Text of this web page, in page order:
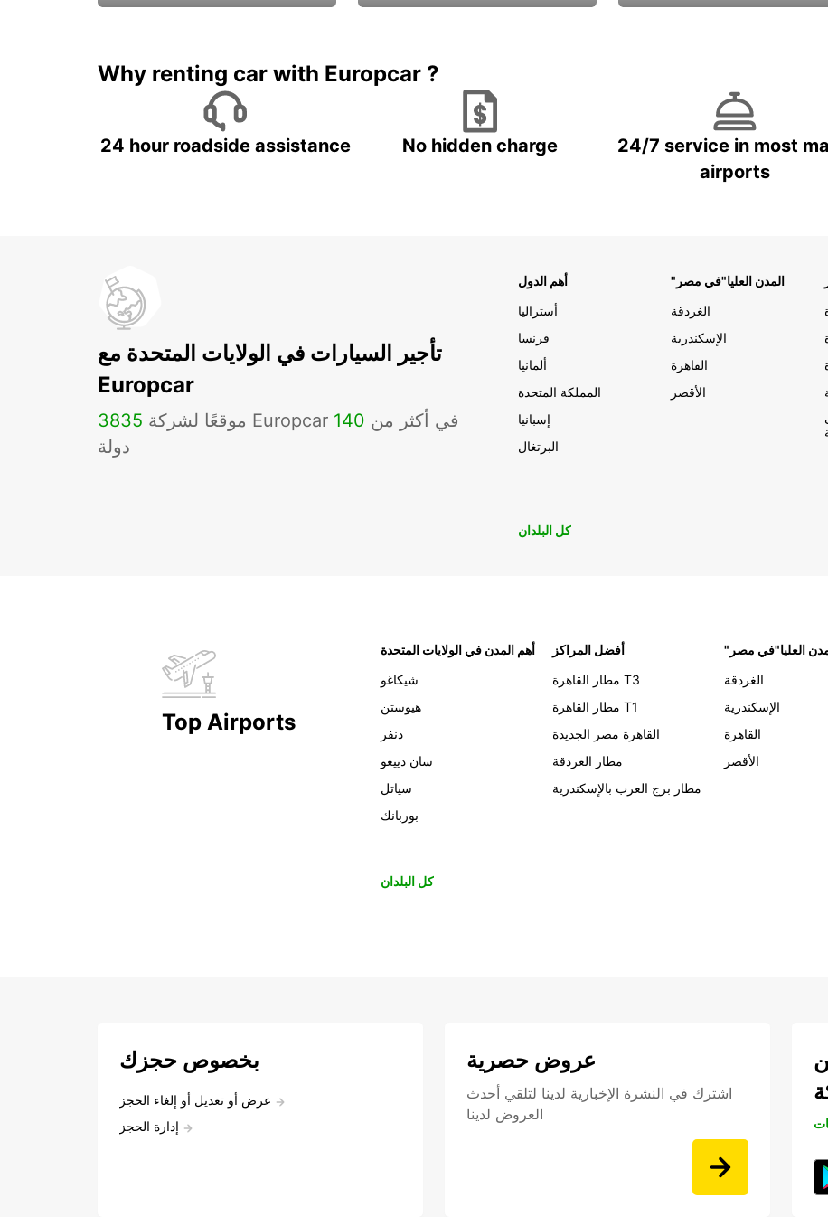
Why renting car with Europcar ?
24 hour roadside assistance No hidden charge
24/7 service in most
airports
تأجير السيارات في الولايات المتحدة مع
Europcar
3835 موقعًا لشركة Europcar في أكثر من 140
دولة
أهم الدول
أستراليا
فرنسا
ألمانيا
المملكة المتحدة
إسبانيا
البرتغال
"المدن العليا"في مصر
الغردقة
الإسكندرية
القاهرة
الأقصر
كل البلدان
Top Airports
أهم المدن في الولايات المتحدة
شيكاغو
هيوستن
دنفر
سان دييغو
سياتل
بوربانك
أفضل المراكز
مطار القاهرة T3
مطار القاهرة T1
القاهرة مصر الجديدة
مطار الغردقة
مطار برج العرب بالإسكندرية
العليا"في مصر
الغردقة
الإسكندرية
القاهرة
الأقصر
كل البلدان
بخصوص حجزك
عرض أو تعديل أو إلغاء الحجز
إدارة الحجز
عروض حصرية
اشترك في النشرة الإخبارية لدينا لتلقي أحدث
العروض لدينا